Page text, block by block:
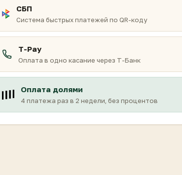
СБП
Система быстрых платежей по QR-коду
T-Pay
Оплата в одно касание через Т-Банк
Оплата долями
4 платежа раз в 2 недели, без процентов